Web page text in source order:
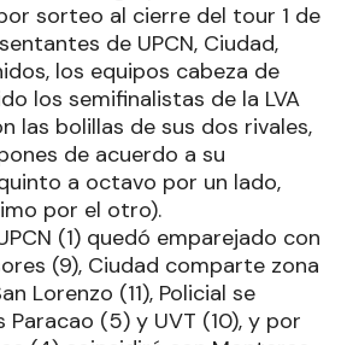
sorteo al cierre del tour 1 de
de UPCN, Ciudad,
los equipos cabeza de
los semifinalistas de la LVA
las bolillas de sus dos rivales,
de acuerdo a su
a octavo por un lado,
por el otro).
(1) quedó emparejado con
(9), Ciudad comparte zona
Lorenzo (11), Policial se
(5) y UVT (10), y por